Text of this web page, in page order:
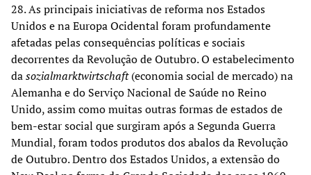
28. As principais iniciativas de reforma nos Estados
Unidos e na Europa Ocidental foram profundamente
afetadas pelas consequências políticas e sociais
decorrentes da Revolução de Outubro. O estabelecimento
dasozialmarktwirtschaft(economia social de mercado) na
Alemanha e do Serviço Nacional de Saúde no Reino
Unido, assim como muitas outras formas de estados de
bem-estar social que surgiram após a Segunda Guerra
Mundial, foram todos produtos dos abalos da Revolução
de Outubro. Dentro dos Estados Unidos, a extensão do